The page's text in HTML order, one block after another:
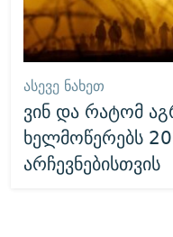
ᲐᲡᲔᲕᲔ ᲜᲐᲮᲔᲗ
ვინ და რატომ
ხელმოწერებს
არჩევნებისთვის